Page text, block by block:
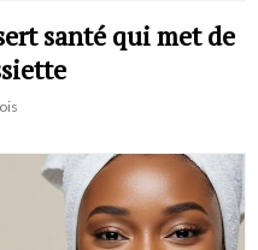
santé qui met de